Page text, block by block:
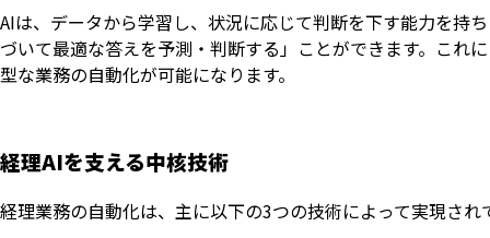
AIは、データから学習し、状況に応じて判断を下す能力を持
づいて最適な答えを予測・判断する」ことができます。これ
型な業務の自動化が可能になります。
経理AIを支える中核技術
経理業務の自動化は、主に以下の3つの技術によって実現され